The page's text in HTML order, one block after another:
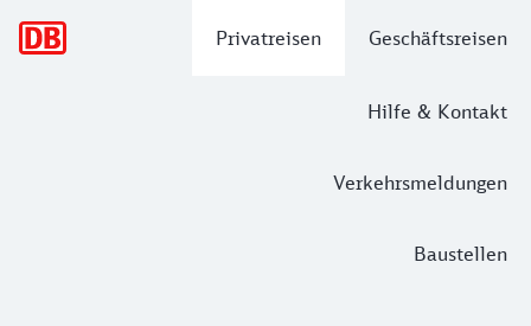
Privatreisen Geschäftsreisen
Hilfe & Kontakt
Verkehrsmeldungen
Baustellen